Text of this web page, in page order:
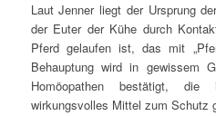
Laut Jenner liegt der Ursprung
der Euter der Kühe durch
Pferd gelaufen ist, das mit
Behauptung wird in gewissem
Homöopathen bestätigt,
wirkungsvolles Mittel zum Schutz